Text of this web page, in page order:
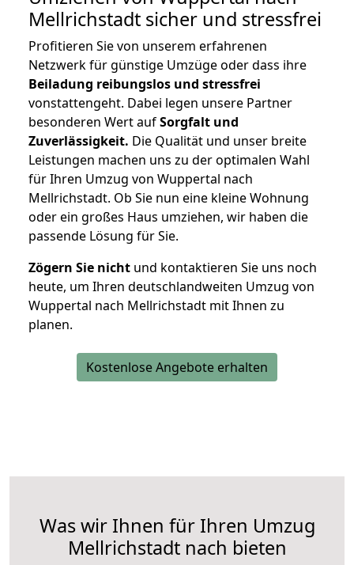
Mellrichstadt sicher und stressfrei
Profitieren Sie von unserem erfahrenen
Netzwerk für günstige Umzüge oder dass ihre
Beiladung reibungslos und stressfrei
vonstattengeht. Dabei legen unsere Partner
besonderen Wert aufSorgfalt und
Zuverlässigkeit. Die Qualität und unser breite
Leistungen machen uns zu der optimalen Wahl
für Ihren Umzug von Wuppertal nach
Mellrichstadt. Ob Sie nun eine kleine Wohnung
oder ein großes Haus umziehen, wir haben die
passende Lösung für Sie.
Zögern Sie nicht und kontaktieren Sie uns noch
heute, um Ihren deutschlandweiten Umzug von
Wuppertal nach Mellrichstadt mit Ihnen zu
planen.
Kostenlose Angebote erhalten
Was wir Ihnen für Ihren Umzug
Mellrichstadt nach bieten